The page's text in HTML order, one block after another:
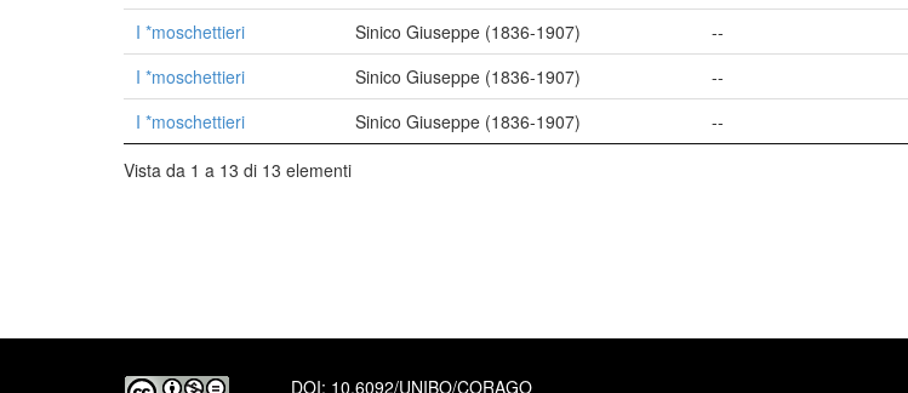
I *moschettieri
Sinico Giuseppe (1836-1907) --
I *moschettieri
Sinico Giuseppe (1836-1907) --
I *moschettieri
Sinico Giuseppe (1836-1907) --
Vista da 1 a 13 di 13 elementi
DOI: 10.6092/UNIBO/CORAGO